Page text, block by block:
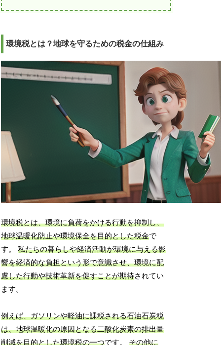
環境税とは？地球を守るための税金の仕組み
環境税とは、環境に負荷をかける行動を抑制し、
地球温暖化防止や環境保全を目的とした税金で
す。私たちの暮らしや経済活動が環境に与える影
響を経済的な負担という形で意識させ、環境に配
慮した行動や技術革新を促すことが期待されてい
ます。
例えば、ガソリンや軽油に課税される石油石炭税
は、地球温暖化の原因となる二酸化炭素の排出量
削減を目的とした環境税の一つです。その他に